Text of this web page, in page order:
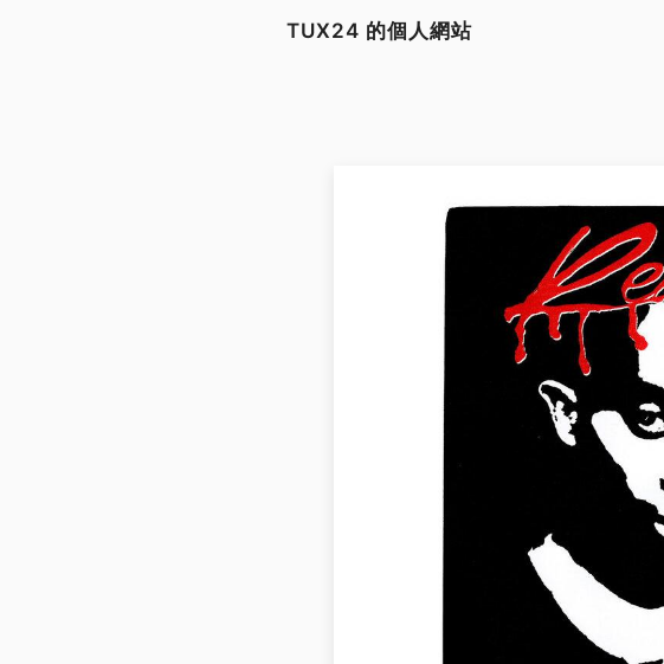
TUX24 的個人網站